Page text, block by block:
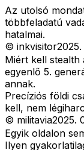
Az utolsó
többfeladatú
hatalmai.
© inkvisitor2025.
Miért kell
egyenlő 5.
annak.
Precíziós földi
kell, nem
© militavia2025.
Egyik oldalon
Ilyen